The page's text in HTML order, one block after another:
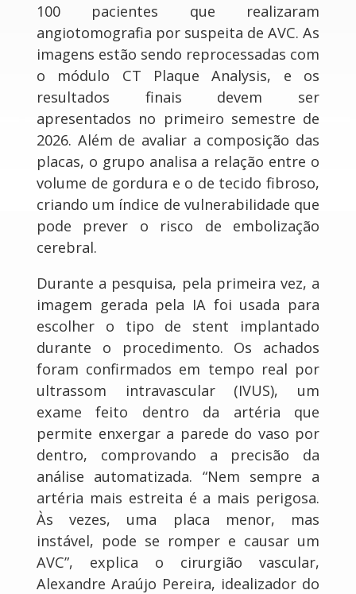
100 pacientes que realizaram
angiotomografia por suspeita de AVC. As
imagens estão sendo reprocessadas com
o módulo CT Plaque Analysis, e os
resultados finais devem ser
apresentados no primeiro semestre de
2026. Além de avaliar a composição das
placas, o grupo analisa a relação entre o
volume de gordura e o de tecido fibroso,
criando um índice de vulnerabilidade que
pode prever o risco de embolização
cerebral.
Durante a pesquisa, pela primeira vez, a
imagem gerada pela IA foi usada para
escolher o tipo de stent implantado
durante o procedimento. Os achados
foram confirmados em tempo real por
ultrassom intravascular (IVUS), um
exame feito dentro da artéria que
permite enxergar a parede do vaso por
dentro, comprovando a precisão da
análise automatizada. “Nem sempre a
artéria mais estreita é a mais perigosa.
Às vezes, uma placa menor, mas
instável, pode se romper e causar um
AVC”, explica o cirurgião vascular,
Alexandre Araújo Pereira, idealizador do